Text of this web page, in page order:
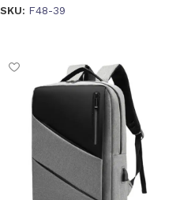
SKU: F48-39